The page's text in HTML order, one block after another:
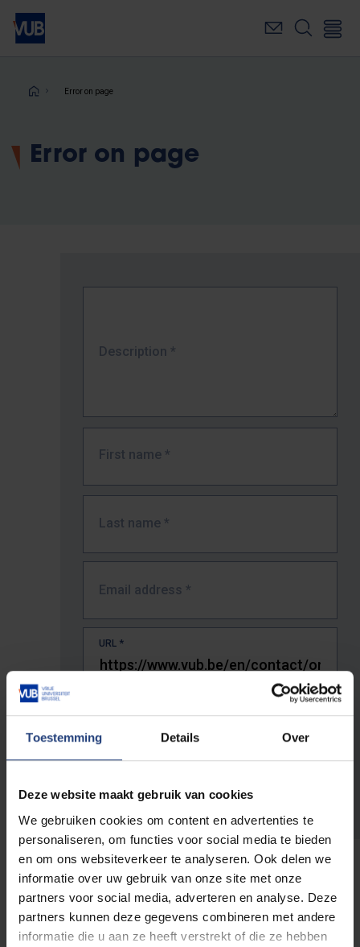
Toestemming Details Over
Deze website maakt gebruik van cookies
We gebruiken cookies om content en advertenties te
personaliseren, om functies voor social media te bieden
en om ons websiteverkeer te analyseren. Ook delen we
informatie over uw gebruik van onze site met onze
partners voor social media, adverteren en analyse. Deze
partners kunnen deze gegevens combineren met andere
informatie die u aan ze heeft verstrekt of die ze hebben
Skip
main
Breadcrumb
Error on page
Error on page
Description *
First name *
Last name *
Email address *
URL *
The full URL of the page where you encountered the error.